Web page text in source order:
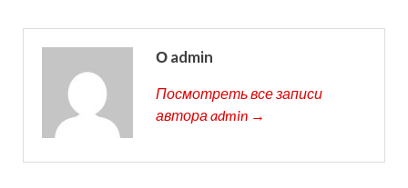
О admin
Посмотреть все записи
автора admin →